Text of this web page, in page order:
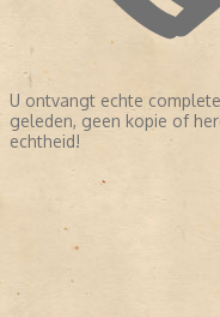
U ontvangt echte
geleden, geen kopie of
echtheid!